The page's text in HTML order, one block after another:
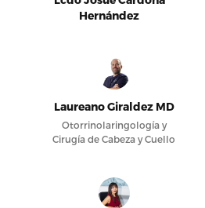
Hernández
Laureano Giraldez MD
Otorrinolaringología y
Cirugía de Cabeza y Cuello